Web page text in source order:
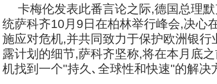
卡梅伦发表此番言论之际,德国总理
统萨科齐10月9日在柏林举行峰会,决心
施应对危机,并共同致力于保护欧洲银行
露计划的细节,萨科齐坚称,将在本月底
机找到一个"持久､全球性和快速"的解决